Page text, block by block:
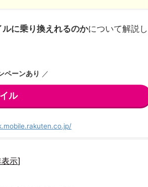
に乗り換えれるのかについて解説し
ペーンあり ／
ル
示]